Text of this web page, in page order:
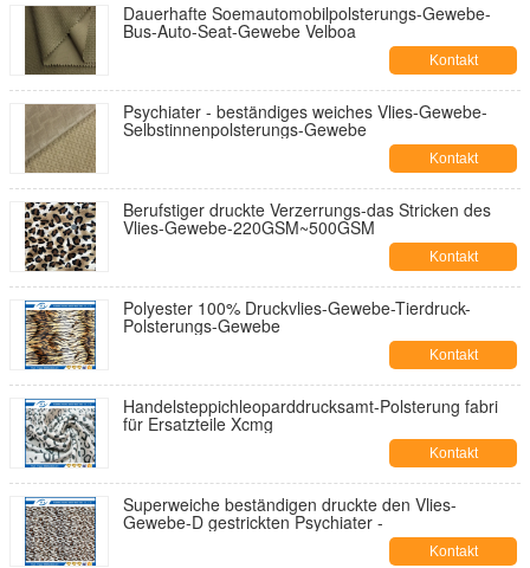
Dauerhafte Soemautomobilpolsterungs-Gewebe-
Bus-Auto-Seat-Gewebe Velboa
Kontakt
Psychiater - beständiges weiches Vlies-Gewebe-
Selbstinnenpolsterungs-Gewebe
Kontakt
Berufstiger druckte Verzerrungs-das Stricken des
Vlies-Gewebe-220GSM~500GSM
Kontakt
Polyester 100% Druckvlies-Gewebe-Tierdruck-
Polsterungs-Gewebe
Kontakt
Handelsteppichleoparddrucksamt-Polsterung fabri
für Ersatzteile Xcmg
Kontakt
Superweiche beständigen druckte den Vlies-
Gewebe-D gestrickten Psychiater -
Kontakt